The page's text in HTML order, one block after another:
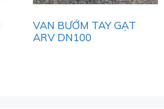
VAN BƯỚM TAY GẠT
ARV DN100